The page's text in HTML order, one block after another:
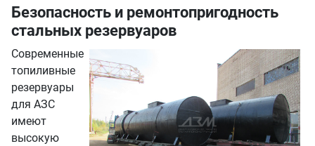
Безопасность и ремонтопригодность
стальных резервуаров
Современные
топиливные
резервуары
для АЗС
имеют
высокую